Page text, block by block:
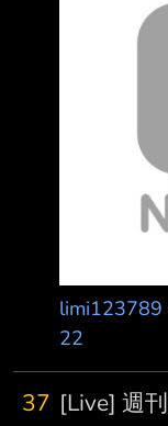
435,230
49,493
21,245
limi123789
22
37 [Live] 週